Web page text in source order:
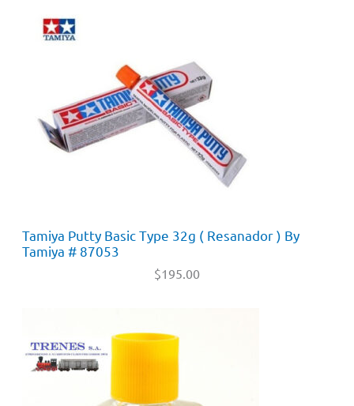
Tamiya Putty Basic Type 32g ( Resanador ) By
Tamiya # 87053
$195.00